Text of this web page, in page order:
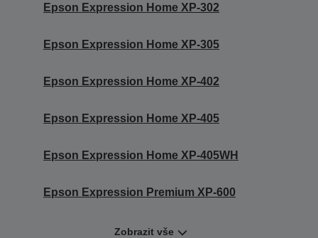
Epson Expression Home XP-302
Epson Expression Home XP-305
Epson Expression Home XP-402
Epson Expression Home XP-405
Epson Expression Home XP-405WH
Epson Expression Premium XP-600
Zobrazit vše